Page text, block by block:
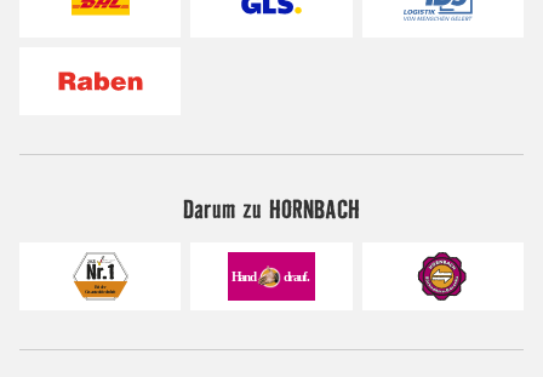
Darum zu HORNBACH